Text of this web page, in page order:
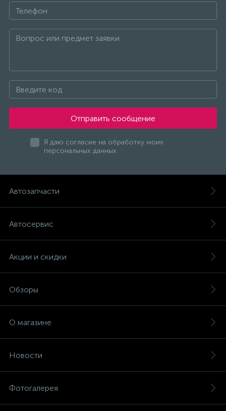
Отправить сообщение
Я даю согласие на обработку моих
персональных данных
Автозапчасти
Автосервис
Акции и скидки
Обзоры
О магазине
Новости
Фотогалерея